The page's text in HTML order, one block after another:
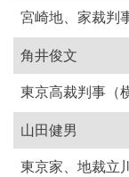
宮崎地、家裁判
角井俊文
東京高裁判事（
山田健男
東京家、地裁立